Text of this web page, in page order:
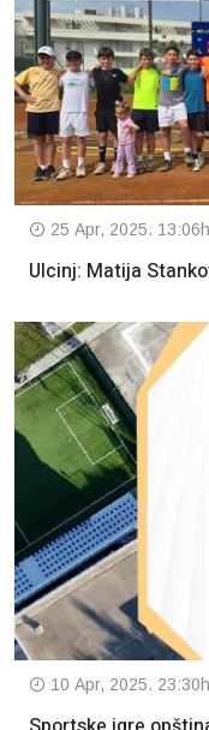
25 Apr, 2025. 13:06h
Ulcinj: Matija
10 Apr, 2025. 23:30h